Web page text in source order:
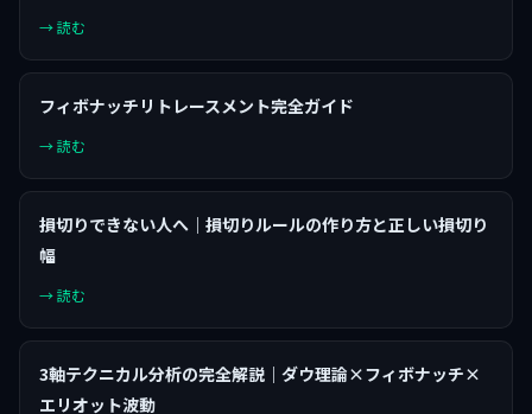
→ 読む
フィボナッチリトレースメント完全ガイド
→ 読む
損切りできない人へ｜損切りルールの作り方と正しい損切り
幅
→ 読む
3軸テクニカル分析の完全解説｜ダウ理論×フィボナッチ×
エリオット波動